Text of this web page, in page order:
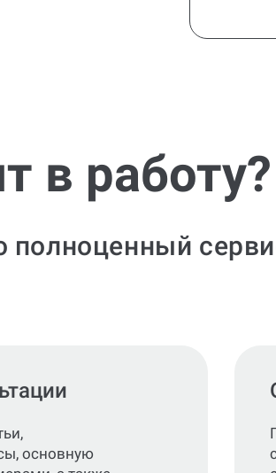
в работу?
полноценный
основную